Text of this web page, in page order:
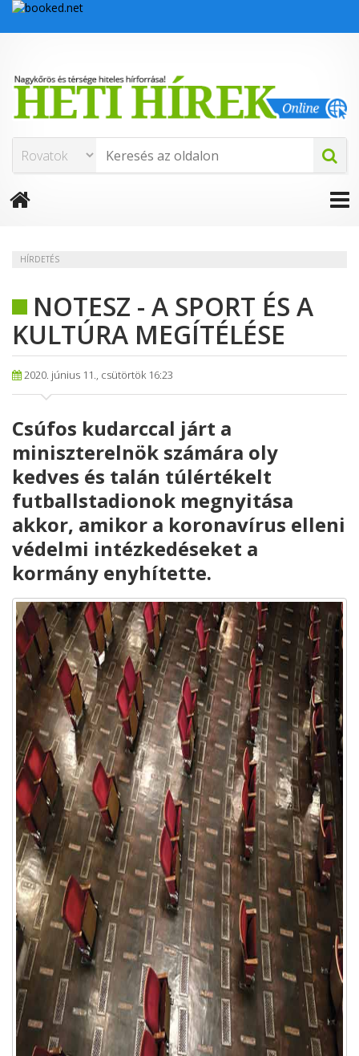
HÍRDETÉS
NOTESZ - A SPORT ÉS A
KULTÚRA MEGÍTÉLÉSE
2020. június 11., csütörtök 16:23
Csúfos kudarccal járt a
miniszterelnök számára oly
kedves és talán túlértékelt
futballstadionok megnyitása
akkor, amikor a koronavírus elleni
védelmi intézkedéseket a
kormány enyhítette.